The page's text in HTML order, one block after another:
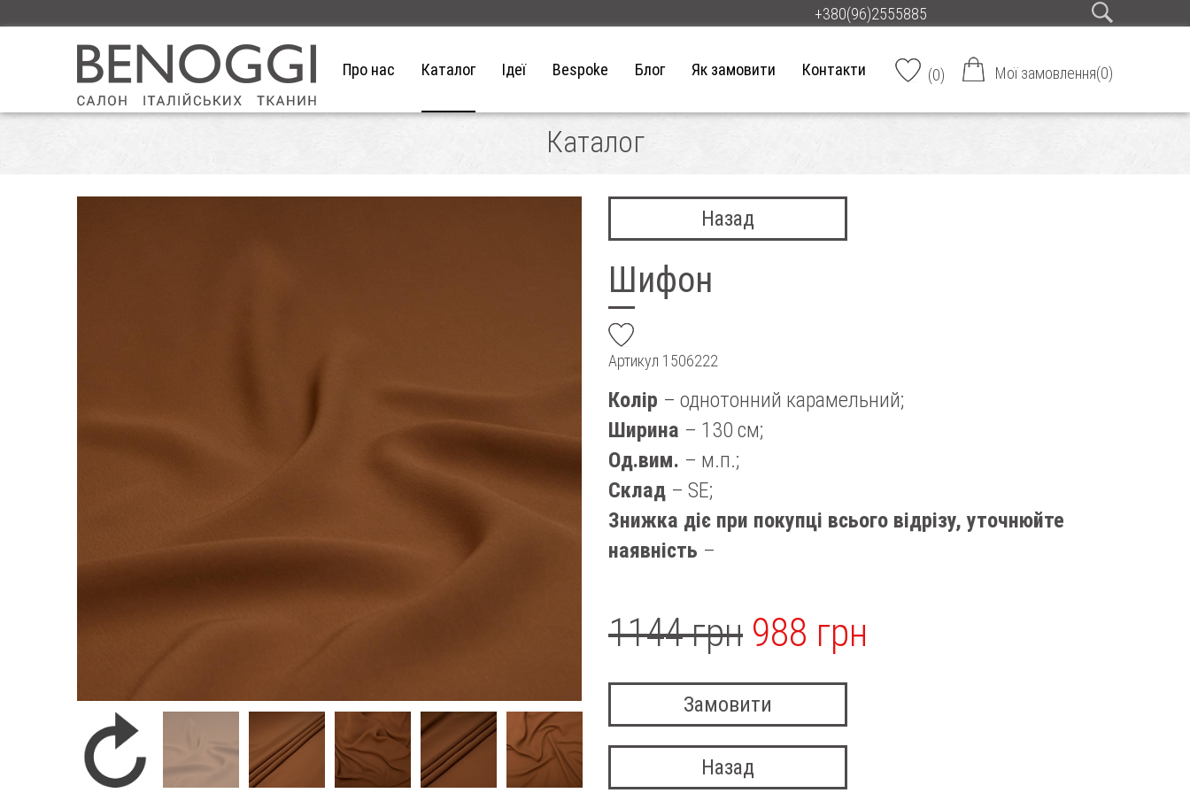
+380(96)2555885
Про нас Каталог Ідеї Bespoke Блог Як замовити Контакти (0) Мої замовлення(0)
Каталог
Назад
Шифон
Артикул 1506222
Колір – однотонний карамельний;
Ширина – 130 см;
Од.вим. – м.п.;
Склад – SE;
Знижка діє при покупці всього відрізу, уточнюйте
наявність –
1144 грн 988 грн
Замовити
Назад